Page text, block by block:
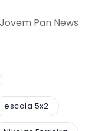
Pan News
escala 5x2